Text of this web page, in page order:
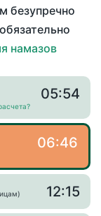
безупречно
намазов
05:54
06:46
12:15